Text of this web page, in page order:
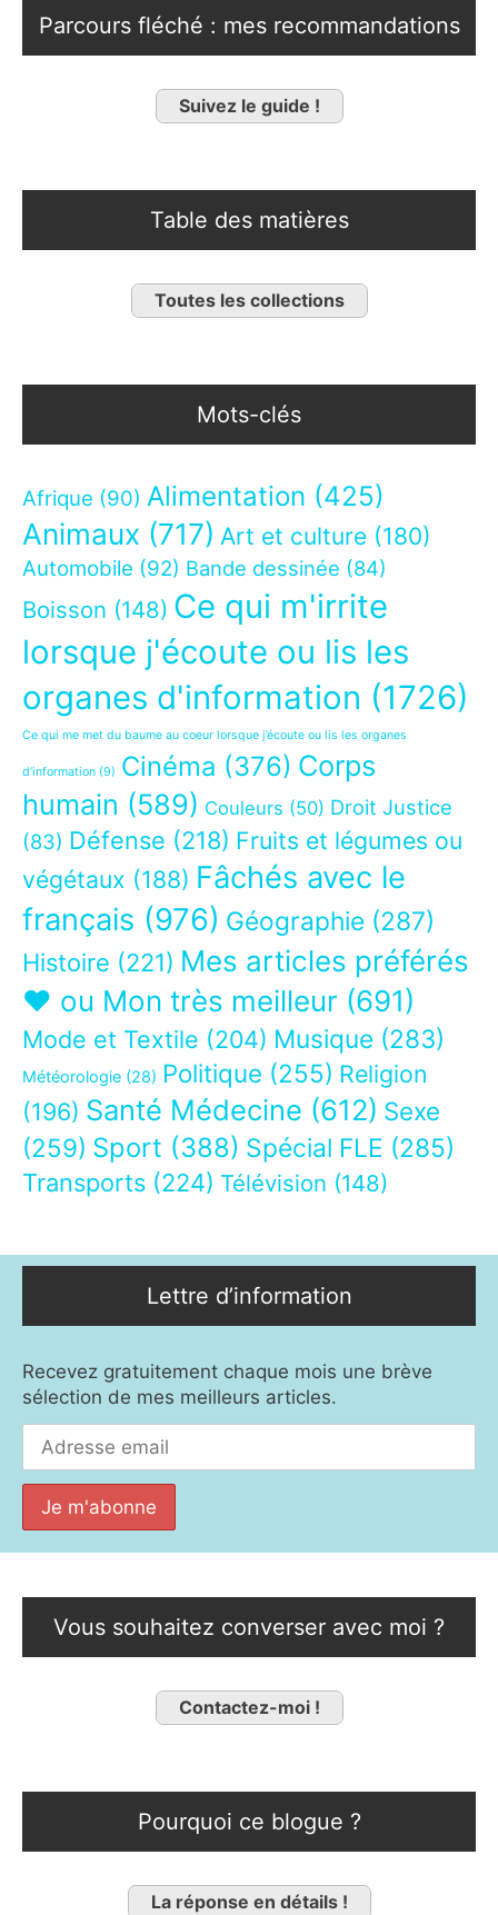
Parcours fléché : mes recommandations
Suivez le guide !
Table des matières
Toutes les collections
Mots-clés
Afrique (90) Alimentation (425)
Animaux (717) Art et culture (180)
Automobile (92) Bande dessinée (84)
Boisson (148) Ce qui m'irrite
lorsque j'écoute ou lis les
organes d'information (1726)
Ce qui me met du baume au coeur lorsque j’écoute ou lis les organes
d’information (9) Cinéma (376) Corps
humain (589) Couleurs (50) Droit Justice
(83) Défense (218) Fruits et légumes ou
végétaux (188) Fâchés avec le
français (976) Géographie (287)
Histoire (221) Mes articles préférés
❤ ou Mon très meilleur (691)
Mode et Textile (204) Musique (283)
Météorologie (28) Politique (255) Religion
(196) Santé Médecine (612) Sexe
(259) Sport (388) Spécial FLE (285)
Transports (224) Télévision (148)
Lettre d’information
Recevez gratuitement chaque mois une brève
sélection de mes meilleurs articles.
Vous souhaitez converser avec moi ?
Contactez-moi !
Pourquoi ce blogue ?
La réponse en détails !